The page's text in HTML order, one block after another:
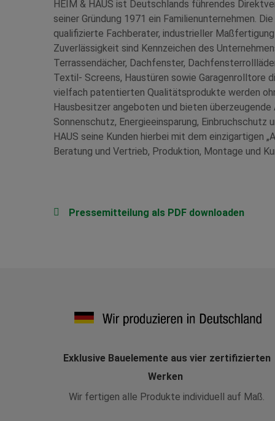
HEIM & HAUS ist Deutschlands führendes
seiner Gründung 1971 ein Familienunternehmen.
qualifizierte Fachberater, industrieller
Zuverlässigkeit sind Kennzeichen des
Terrassendächer, Dachfenster,
Textil- Screens, Haustüren sowie Garagenrolltore
vielfach patentierten Qualitätsprodukte werden
Hausbesitzer angeboten und bieten
Sonnenschutz, Energieeinsparung,
HAUS seine Kunden hierbei mit dem einzigartigen
Beratung und Vertrieb, Produktion, Montage und
Pressemitteilung als PDF downloaden
Exklusive Bauelemente aus vier zertifizierten
Werken
Wir fertigen alle Produkte individuell auf Maß.